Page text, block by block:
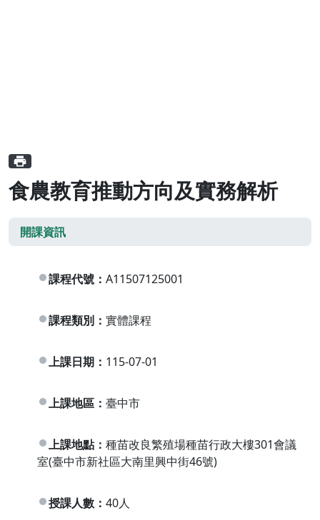
print
食農教育推動方向及實務解析
開課資訊
課程代號： A11507125001
課程類別： 實體課程
上課日期： 115-07-01
上課地區： 臺中市
上課地點： 種苗改良繁殖場種苗行政大樓301會議
室(臺中市新社區大南里興中街46號)
授課人數： 40人